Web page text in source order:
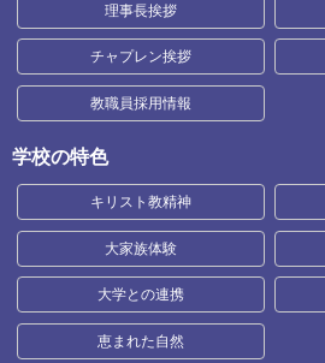
理事長挨拶
チャプレン挨拶
教職員採用情報
学校の特色
キリスト教精神
大家族体験
大学との連携
恵まれた自然